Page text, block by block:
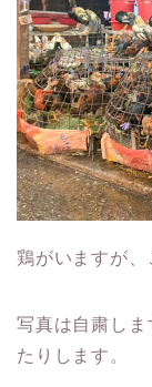
鶏がいますが
写真は自粛し
たりします。